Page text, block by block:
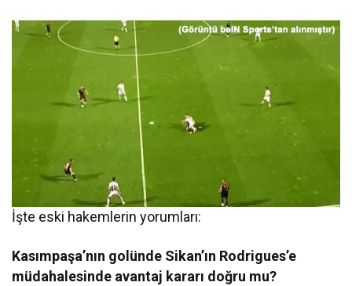
İşte eski hakemlerin yorumları:
Kasımpaşa’nın golünde Sikan’ın Rodrigues’e
müdahalesinde avantaj kararı doğru mu?